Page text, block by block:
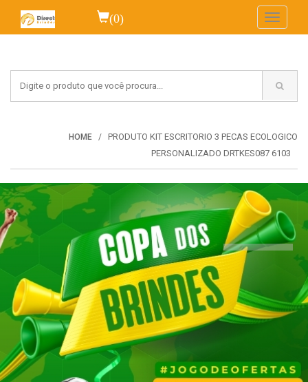
(0)
Toggle
HOME
PRODUTO KIT ESCRITORIO 3 PECAS ECOLOGICO
PERSONALIZADO DRTKES087 6103
VEJA MAIS...